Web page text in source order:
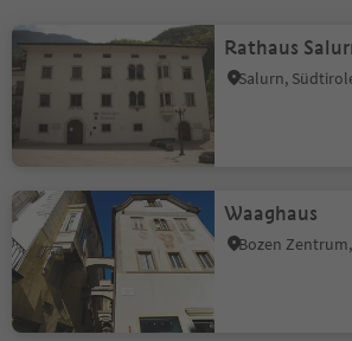
Rathaus
Salurn,
Waaghaus